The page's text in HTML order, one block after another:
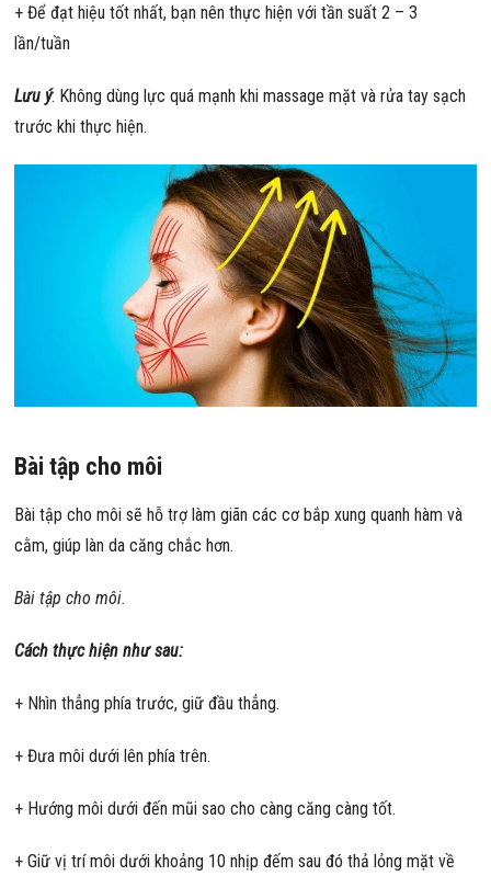
+ Để đạt hiệu tốt nhất, bạn nên thực hiện với tần suất 2 – 3
lần/tuần
Lưu ý: Không dùng lực quá mạnh khi massage mặt và rửa tay sạch
trước khi thực hiện.
Bài tập cho môi
Bài tập cho môi sẽ hỗ trợ làm giãn các cơ bắp xung quanh hàm và
cằm, giúp làn da căng chắc hơn.
Bài tập cho môi.
Cách thực hiện như sau:
+ Nhìn thẳng phía trước, giữ đầu thẳng.
+ Đưa môi dưới lên phía trên.
+ Hướng môi dưới đến mũi sao cho càng căng càng tốt.
+ Giữ vị trí môi dưới khoảng 10 nhịp đếm sau đó thả lỏng mặt về